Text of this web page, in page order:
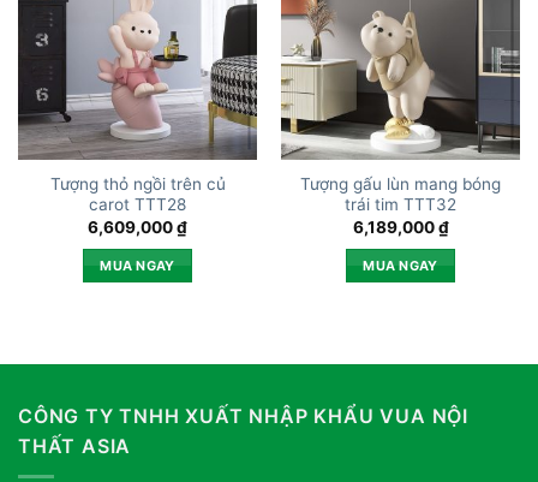
Tượng thỏ ngồi trên củ
carot TTT28
6,609,000₫
MUA NGAY
Tượng gấu lùn mang bóng
trái tim TTT32
6,189,000₫
MUA NGAY
CÔNG TY TNHH XUẤT NHẬP KHẨU VUA NỘI
THẤT ASIA